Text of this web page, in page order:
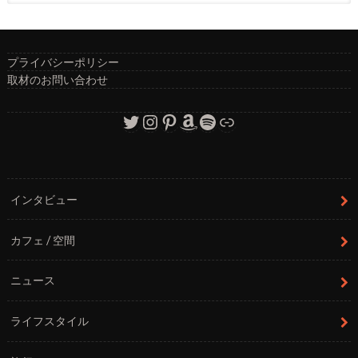
プライバシーポリシー
取材のお問い合わせ
Twitter
Instagram
Pinterest
Amazon
Spotify
リンク
インタビュー
カフェ / 空間
ニュース
ライフスタイル